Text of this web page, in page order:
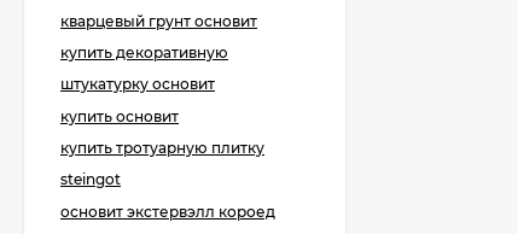
KeraBellezza Design
Затирка цветная
эпоксидная 2 кг.
4 755 ₽
3 700
Kerakoll Fugabella
кварцевый грунт основит
купить декоративную
штукатурку основит
купить основит
купить тротуарную плитку
steingot
основит экстервэлл короед